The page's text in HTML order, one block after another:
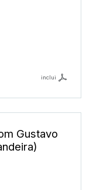
inclui
Gustavo